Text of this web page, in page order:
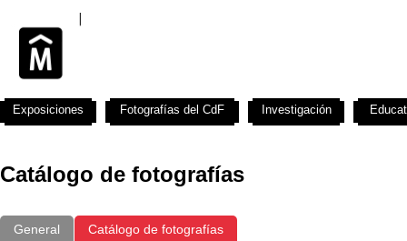
Catálogo de fotografías
General Catálogo de fotografías
Exposiciones Fotografías del CdF Investigación